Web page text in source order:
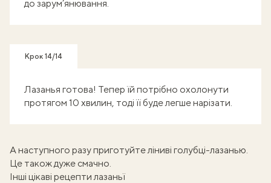
до зарум’янювання.
Крок 14/14
Лазанья готова! Тепер їй потрібно охолонути
протягом 10 хвилин, тоді її буде легше нарізати.
А наступного разу приготуйтеліниві голубці-лазанью.
Це також дуже смачно.
Інші цікаві рецепти лазаньї